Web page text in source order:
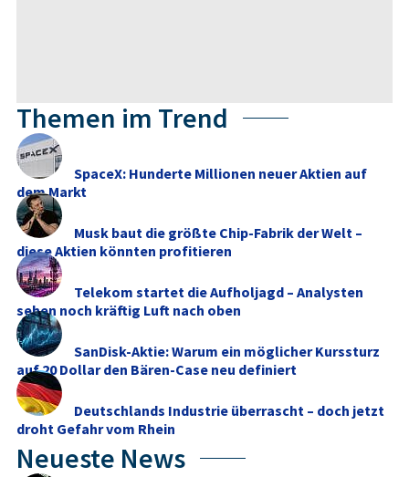
Themen im Trend
SpaceX: Hunderte Millionen neuer Aktien auf
dem Markt
Musk baut die größte Chip-Fabrik der Welt –
diese Aktien könnten profitieren
Telekom startet die Aufholjagd – Analysten
sehen noch kräftig Luft nach oben
SanDisk-Aktie: Warum ein möglicher Kurssturz
auf 20 Dollar den Bären-Case neu definiert
Deutschlands Industrie überrascht – doch jetzt
droht Gefahr vom Rhein
Neueste News